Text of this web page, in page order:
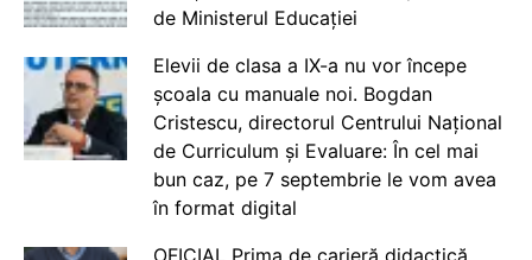
de Ministerul Educației
Elevii de clasa a IX-a nu vor începe
școala cu manuale noi. Bogdan
Cristescu, directorul Centrului Național
de Curriculum și Evaluare: În cel mai
bun caz, pe 7 septembrie le vom avea
în format digital
OFICIAL Prima de carieră didactică